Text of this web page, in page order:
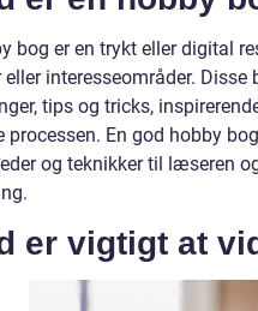
bog er en trykt eller digital
eller interesseområder.
tips og tricks,
processen. En god hobby
og teknikker til læseren
er vigtigt at